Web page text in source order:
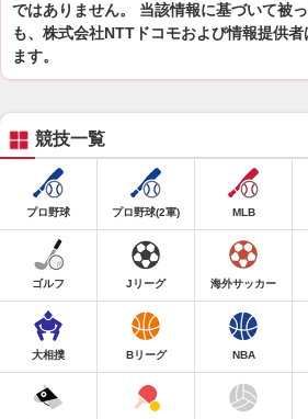
ではありません。 当該情報に基づいて被
も、株式会社NTTドコモおよび情報提供
ます。
競技一覧
プロ野球 プロ野球(2軍) MLB
ゴルフ Jリーグ 海外サッカー
大相撲 Bリーグ NBA